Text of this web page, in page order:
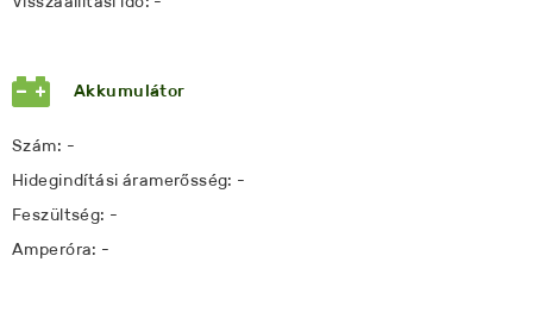
Akkumulátor
Szám: -
Hidegindítási áramerősség: -
Feszültség: -
Amperóra: -